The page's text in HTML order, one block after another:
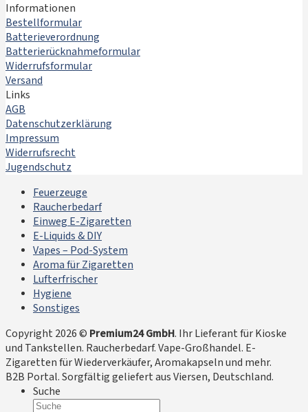
Informationen
Bestellformular
Batterieverordnung
Batterierücknahmeformular
Widerrufsformular
Versand
Links
AGB
Datenschutzerklärung
Impressum
Widerrufsrecht
Jugendschutz
Feuerzeuge
Raucherbedarf
Einweg E-Zigaretten
E-Liquids & DIY
Vapes – Pod-System
Aroma für Zigaretten
Lufterfrischer
Hygiene
Sonstiges
Copyright 2026 © Premium24 GmbH. Ihr Lieferant für Kioske
und Tankstellen. Raucherbedarf. Vape-Großhandel. E-
Zigaretten für Wiederverkäufer, Aromakapseln und mehr.
B2B Portal. Sorgfältig geliefert aus Viersen, Deutschland.
Suche